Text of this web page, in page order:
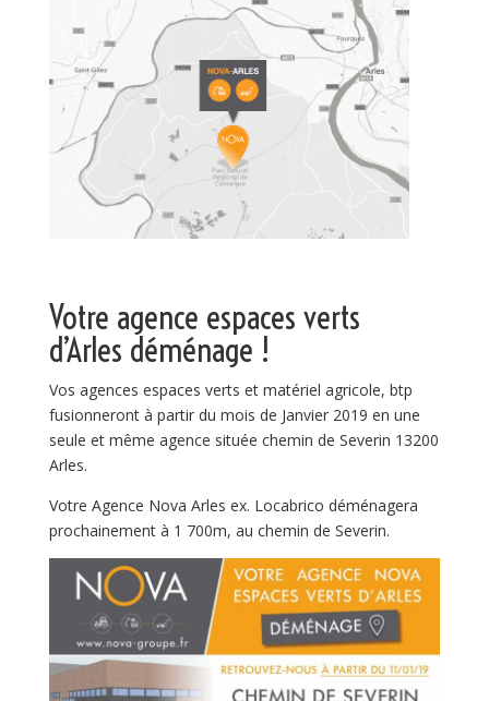
Votre agence espaces verts
d’Arles déménage !
Vos agences espaces verts et matériel agricole, btp
fusionneront à partir du mois de Janvier 2019 en une
seule et même agence située chemin de Severin 13200
Arles.
Votre Agence Nova Arles ex. Locabrico déménagera
prochainement à 1 700m, au chemin de Severin.